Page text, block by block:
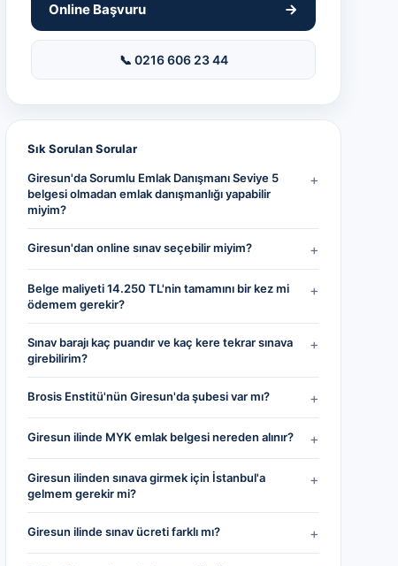
Online Başvuru
📞 0216 606 23 44
Sık Sorulan Sorular
Giresun'da Sorumlu Emlak Danışmanı Seviye 5
belgesi olmadan emlak danışmanlığı yapabilir
miyim?
+
Giresun'dan online sınav seçebilir miyim? +
Belge maliyeti 14.250 TL'nin tamamını bir kez mi
ödemem gerekir?
+
Sınav barajı kaç puandır ve kaç kere tekrar sınava
girebilirim?
+
Brosis Enstitü'nün Giresun'da şubesi var mı? +
Giresun ilinde MYK emlak belgesi nereden alınır? +
Giresun ilinden sınava girmek için İstanbul'a
gelmem gerekir mi?
+
Giresun ilinde sınav ücreti farklı mı? +